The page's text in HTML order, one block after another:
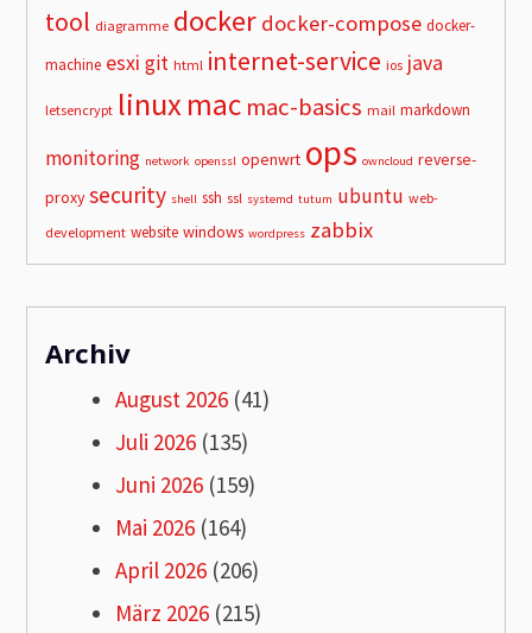
tool diagramme docker docker-compose docker-
machine esxi git html internet-service ios java
letsencrypt linuxmac mac-basics mail markdown
monitoring network openssl openwrt ops owncloud reverse-
proxy security shell ssh ssl systemd tutum ubuntu web-
development website windows wordpress zabbix
Archiv
August 2026 (41)
Juli 2026 (135)
Juni 2026 (159)
Mai 2026 (164)
April 2026 (206)
März 2026 (215)